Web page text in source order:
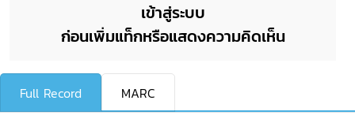
เข้าสู่ระบบ
ก่อนเพิ่มแท็กหรือแสดงความคิดเห็น
Full Record MARC